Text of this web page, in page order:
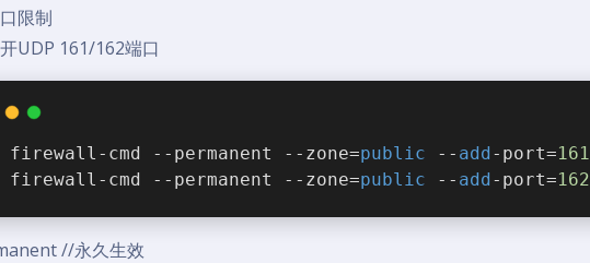
限制
UDP 161/162端口
firewall-cmd --permanent --zone=public -- add-port=161
firewall-cmd --permanent --zone=public -- add-port=162
//永久生效